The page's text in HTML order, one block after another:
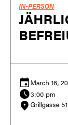
IN-PERSON
March 16,
3:00 pm
Grillgasse